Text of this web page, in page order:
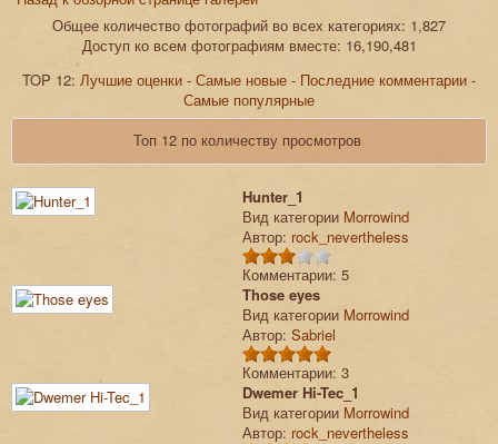
Общее количество фотографий во всех категориях: 1,827
Доступ ко всем фотографиям вместе: 16,190,481
TOP 12: Лучшие оценки - Самые новые - Последние комментарии -
Самые популярные
Топ 12 по количеству просмотров
Hunter_1
Вид категории Morrowind
Автор: rock_nevertheless
Комментарии: 5
Those eyes
Вид категории Morrowind
Автор: Sabriel
Комментарии: 3
Dwemer Hi-Tec_1
Вид категории Morrowind
Автор: rock_nevertheless